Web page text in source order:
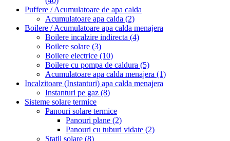
Puffere / Acumulatoare de apa calda
Acumulatoare apa calda (2)
Boilere / Acumulatoare apa calda menajera
Boilere incalzire indirecta (4)
Boilere solare (3)
Boilere electrice (10)
Boilere cu pompa de caldura (5)
Acumulatoare apa calda menajera (1)
Incalzitoare (Instanturi) apa calda menajera
Instanturi pe gaz (8)
Sisteme solare termice
Panouri solare termice
Panouri plane (2)
Panouri cu tuburi vidate (2)
Statii solare (8)